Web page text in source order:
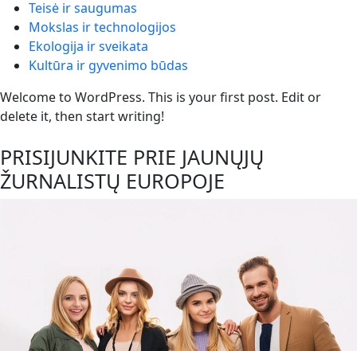
Teisė ir saugumas
Mokslas ir technologijos
Ekologija ir sveikata
Kultūra ir gyvenimo būdas
Welcome to WordPress. This is your first post. Edit or
delete it, then start writing!
PRISIJUNKITE PRIE JAUNŲJŲ
ŽURNALISTŲ EUROPOJE